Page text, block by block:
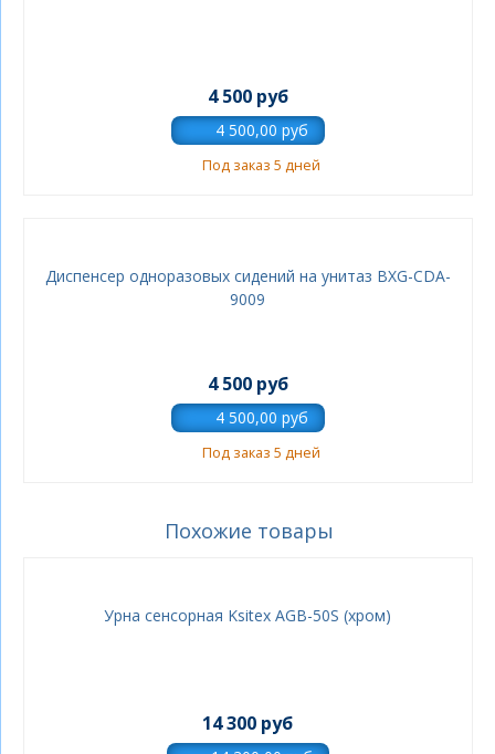
4 500 руб
Под заказ 5 дней
Диспенсер одноразовых сидений на унитаз BXG-CDA-
9009
4 500 руб
Под заказ 5 дней
Похожие товары
Урна сенсорная Ksitex AGB-50S (хром)
14 300 руб